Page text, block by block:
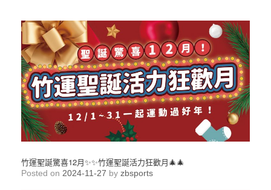
竹運聖誕驚喜12月✨✨竹運聖誕活力狂歡月🎄🎄
Posted on 2024-11-27 by zbsports